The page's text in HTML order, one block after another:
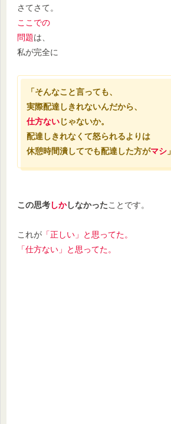
さてさて。
ここでの
問題は、
私が完全に
「そんなこと言っても、
実際配達しきれないんだから、
仕方ないじゃないか。
配達しきれなくて怒られるよりは
休憩時間潰してでも配達した方がマシ 」
この思考しかしなかったことです。
これが 「正しい」と思ってた。
「仕方ない」と思ってた。